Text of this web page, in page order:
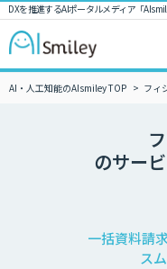
DXを推進するAIポータルメディア「
AI・人工知能のAIsmiley TOP フィ
のサー
一括資料請
ス